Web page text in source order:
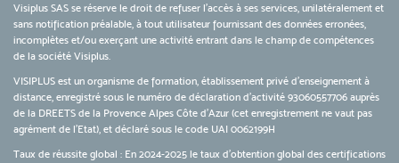
Visiplus SAS se réserve le droit de refuser l'accès à ses services, unilatéralement et
sans notification préalable, à tout utilisateur fournissant des données erronées,
incomplètes et/ou exerçant une activité entrant dans le champ de compétences
de la société Visiplus.
VISIPLUS est un organisme de formation, établissement privé d’enseignement à
distance, enregistré sous le numéro de déclaration d’activité 93060557706 auprès
de la DREETS de la Provence Alpes Côte d’Azur (cet enregistrement ne vaut pas
agrément de l’Etat), et déclaré sous le code UAI 0062199H
Taux de réussite global : En 2024-2025 le taux d'obtention global des certifications